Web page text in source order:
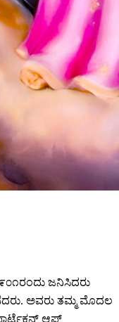
ಜನಿಸಿದರು
ಅವರು ತಮ್ಮ ಮೊದಲ
ಆಫ್